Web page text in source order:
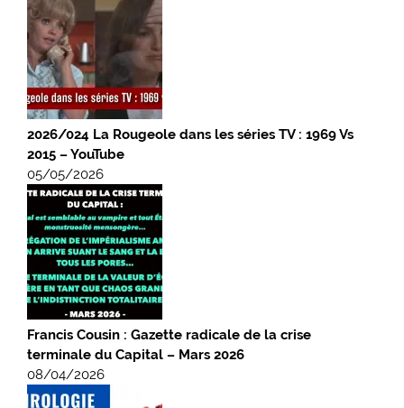
2026/024 La Rougeole dans les séries TV : 1969 Vs
2015 – YouTube
05/05/2026
Francis Cousin : Gazette radicale de la crise
terminale du Capital – Mars 2026
08/04/2026